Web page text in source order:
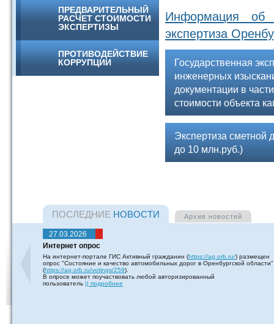
ПРЕДВАРИТЕЛЬНЫЙ
РАСЧЕТ СТОИМОСТИ
ЭКСПЕРТИЗЫ
ПРОТИВОДЕЙСТВИЕ
КОРРУПЦИИ
Информация об
экспертиза
Государственная
инженерных
документации в
стоимости объекта
Экспертиза сметной
до 10 млн.руб.)
ПОСЛЕДНИЕ НОВОСТИ Архив новостей
27.03.2026
Интернет опрос
На интернет-портале ГИС Активный гражданин (https://ag.orb.ru/) размещен
опрос "Состояние и качество автомобильных дорог в Оренбургской области"
(https://ag.orb.ru/votings/259).
В опросе может поучаствовать любой авторизированный
пользователь || подробнее